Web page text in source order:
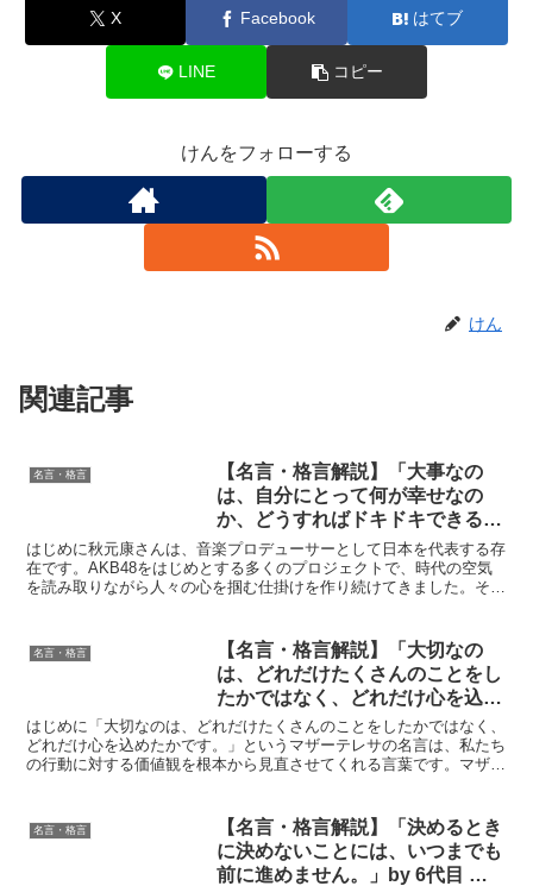
X Facebook はてブ
LINE コピー
けんをフォローする
けん
関連記事
名言・格言
【名言・格言解説】「大事なの
は、自分にとって何が幸せなの
か、どうすればドキドキできるの
かを、しっかり理解しておくこと
です。」by 秋元康の深い意味と
得られる教訓
はじめに秋元康さんは、音楽プロデューサーとして日本を代表する存
在です。AKB48をはじめとする多くのプロジェクトで、時代の空気
を読み取りながら人々の心を掴む仕掛けを作り続けてきました。そん
名言・格言
【名言・格言解説】「大切なの
は、どれだけたくさんのことをし
たかではなく、どれだけ心を込め
たかです。」 by マザーテレサの
深い意味と得られる教訓
はじめに「大切なのは、どれだけたくさんのことをしたかではなく、
どれだけ心を込めたかです。」というマザーテレサの名言は、私たち
の行動に対する価値観を根本から見直させてくれる言葉です。マザー
名言・格言
【名言・格言解説】「決めるとき
に決めないことには、いつまでも
前に進めません。」by 6代目 桂